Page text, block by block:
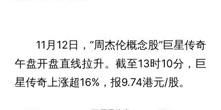
11月12日，“周杰伦概念股”巨星传奇
午盘开盘直线拉升。截至13时10分，巨
星传奇上涨超16%，报9.74港元/股。